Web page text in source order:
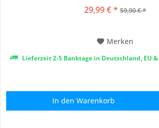
Befestigungsringe flexibel entlang der
29,99 € * 59,90 € *
Merken
Lieferzeit 2-5 Banktage in Deutschland, EU
In den Warenkorb